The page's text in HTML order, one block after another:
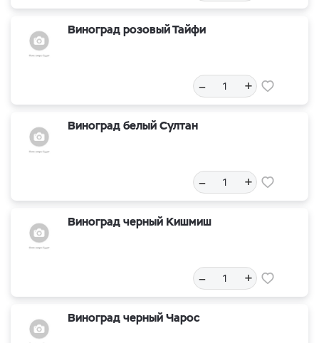
Виноград розовый Тайфи
– +
Виноград белый Султан
– +
Виноград черный Кишмиш
– +
Виноград черный Чарос